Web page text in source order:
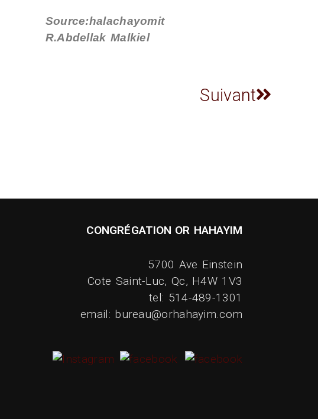
Source:halachayomit
R.Abdellak Malkiel
Suivant
CONGRÉGATION OR HAHAYIM
5700 Ave Einstein
Cote Saint-Luc, Qc, H4W 1V3
tel: 514-489-1301
email: bureau@orhahayim.com